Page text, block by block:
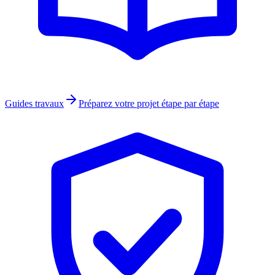
Guides travaux Préparez votre projet étape par étape